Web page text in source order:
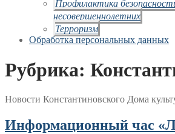
Профилактика
несовершеннолетних
Терроризм
Обработка персональных данных
Рубрика:
Новости Константиновского Дома
Информационный час